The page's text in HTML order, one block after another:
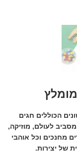
הכוללים חגים
לעולם, מוזיקה,
מחנכים וכל אוהבי
של יצירות.